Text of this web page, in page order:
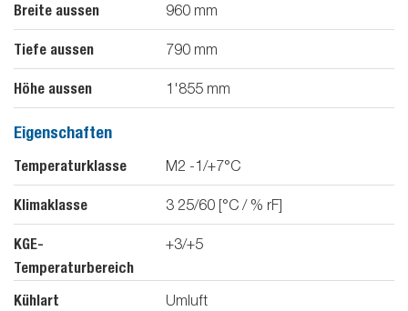
Breite aussen 960 mm
Tiefe aussen 790 mm
Höhe aussen 1'855 mm
Eigenschaften
Temperaturklasse M2 -1/+7°C
Klimaklasse 3 25/60 [°C / % rF]
KGE-
Temperaturbereich
+3/+5
Kühlart Umluft